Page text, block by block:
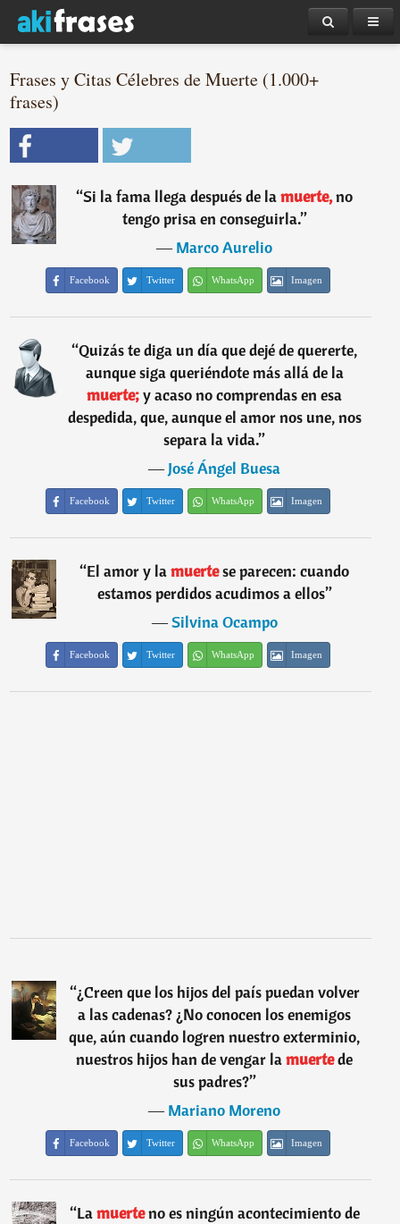
Frases y Citas Célebres de Muerte (1.000+
frases)
“Si la fama llega después de lamuerte,no
tengo prisa en conseguirla.”
―Marco Aurelio
Facebook Twitter WhatsApp Imagen
“Quizás te diga un día que dejé de quererte,
aunque siga queriéndote más allá de la
muerte;y acaso no comprendas en esa
despedida, que, aunque el amor nos une, nos
separa la vida.”
―José Ángel Buesa
Facebook Twitter WhatsApp Imagen
“El amor y lamuertese parecen: cuando
estamos perdidos acudimos a ellos”
―Silvina Ocampo
Facebook Twitter WhatsApp Imagen
“¿Creen que los hijos del país puedan volver
a las cadenas? ¿No conocen los enemigos
que, aún cuando logren nuestro exterminio,
nuestros hijos han de vengar lamuertede
sus padres?”
―Mariano Moreno
Facebook Twitter WhatsApp Imagen
“Lamuerteno es ningún acontecimiento de